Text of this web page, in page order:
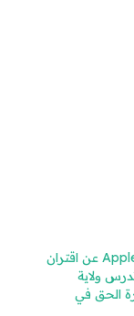
تدافع شركة Apple عن اقتران
ولاية
الحق في